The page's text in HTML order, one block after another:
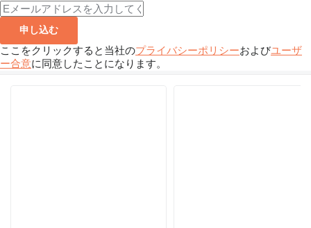
申し込む
ここをクリックすると当社のプライバシーポリシーおよびユーザ
ー合意に同意したことになります。